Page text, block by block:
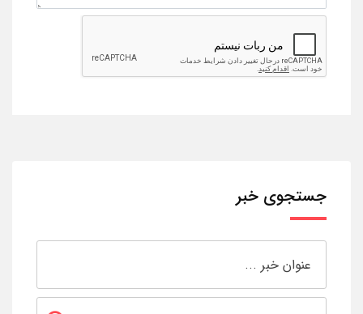
جستجوی خبر